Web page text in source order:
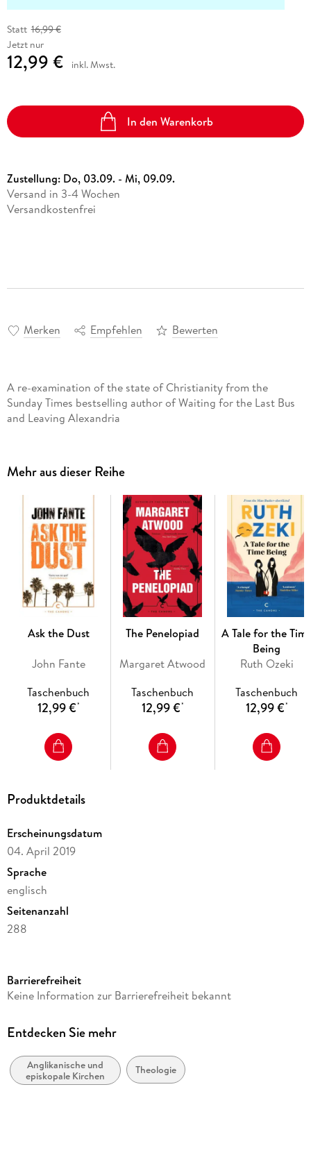
Statt 16,99 €
Jetzt nur
12,99 € inkl. Mwst.
In den Warenkorb
Zustellung: Do, 03.09. - Mi, 09.09.
Versand in 3-4 Wochen
Versandkostenfrei
Merken Empfehlen Bewerten
A re-examination of the state of Christianity from the
Sunday Times bestselling author of Waiting for the Last Bus
and Leaving Alexandria
Mehr aus dieser Reihe
Ask the Dust
John Fante
Taschenbuch
12,99 €*
The Penelopiad
Margaret Atwood
Taschenbuch
12,99 €*
A Tale for the
Being
Ruth Ozeki
Taschenbuch
12,99 €*
Produktdetails
Erscheinungsdatum
04. April 2019
Sprache
englisch
Seitenanzahl
288
Autor/Autorin
Verlag/Hersteller
Produktart
kartoniert
Barrierefreiheit
Keine Information zur Barrierefreiheit bekannt
Entdecken Sie mehr
Anglikanische und
episkopale Kirchen
Theologie